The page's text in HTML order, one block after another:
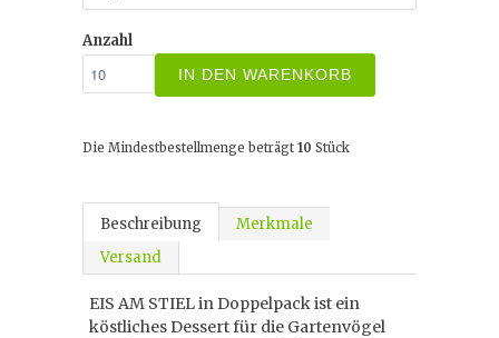
Anzahl
IN DEN WARENKORB
Die Mindestbestellmenge beträgt 10 Stück
Beschreibung
Merkmale
Versand
EIS AM STIEL in Doppelpack ist ein
köstliches Dessert für die Gartenvögel